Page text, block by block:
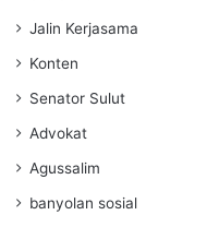
Jalin Kerjasama
Konten
Senator Sulut
Advokat
Agussalim
banyolan sosial